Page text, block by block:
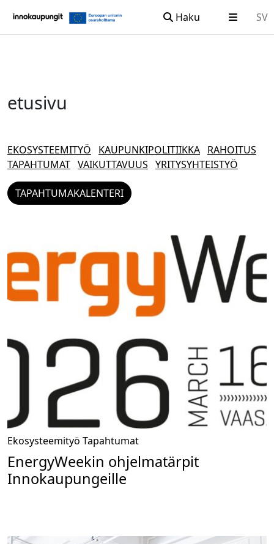
Haku SV
etusivu
EKOSYSTEEMITYÖ KAUPUNKIPOLITIIKKA RAHOITUS
TAPAHTUMAT VAIKUTTAVUUS YRITYSYHTEISTYÖ
TAPAHTUMAKALENTERI
Ekosysteemityö Tapahtumat
EnergyWeekin ohjelmatärpit
Innokaupungeille